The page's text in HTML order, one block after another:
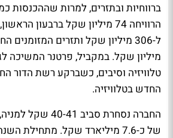
ברווחיות ובתזרים, למרות שההכנסות
מיליון שקל. במקביל, פרטנר המשיכה
טלוויזיה וסיבים, כשברקע רשת הדור
החדש בטלוויזיה.
החברה נסחרת סביב
של כ-7.6 מיליארד שקל. מתחילת